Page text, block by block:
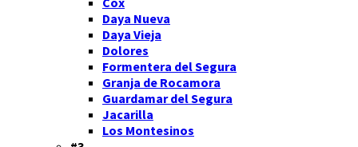
Daya Nueva
Daya Vieja
Dolores
Formentera del Segura
Granja de Rocamora
Guardamar del Segura
Jacarilla
Los Montesinos